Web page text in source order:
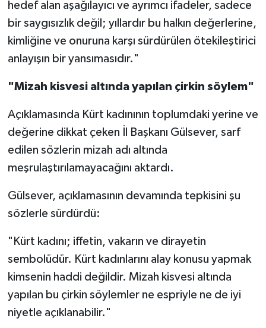
hedef alan aşağılayıcı ve ayrımcı ifadeler, sadece
bir saygısızlık değil; yıllardır bu halkın değerlerine,
kimliğine ve onuruna karşı sürdürülen ötekileştirici
anlayışın bir yansımasıdır."
"Mizah kisvesi altında yapılan çirkin söylem"
Açıklamasında Kürt kadınının toplumdaki yerine ve
değerine dikkat çeken İl Başkanı Gülsever, sarf
edilen sözlerin mizah adı altında
meşrulaştırılamayacağını aktardı.
Gülsever, açıklamasının devamında tepkisini şu
sözlerle sürdürdü:
"Kürt kadını; iffetin, vakarın ve dirayetin
sembolüdür. Kürt kadınlarını alay konusu yapmak
kimsenin haddi değildir. Mizah kisvesi altında
yapılan bu çirkin söylemler ne espriyle ne de iyi
niyetle açıklanabilir."